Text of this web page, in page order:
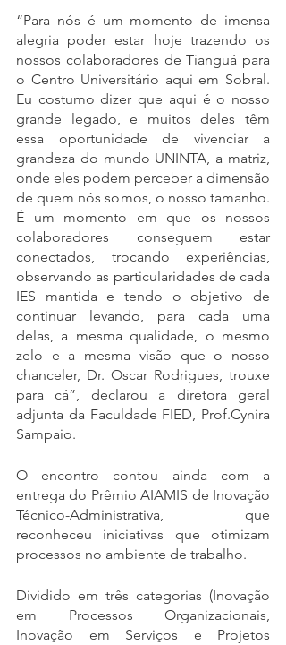
“Para nós é um momento de imensa
alegria poder estar hoje trazendo os
nossos colaboradores de Tianguá para
o Centro Universitário aqui em Sobral.
Eu costumo dizer que aqui é o nosso
grande legado, e muitos deles têm
essa oportunidade de vivenciar a
grandeza do mundo UNINTA, a matriz,
onde eles podem perceber a dimensão
de quem nós somos, o nosso tamanho.
É um momento em que os nossos
colaboradores conseguem estar
conectados, trocando experiências,
observando as particularidades de cada
IES mantida e tendo o objetivo de
continuar levando, para cada uma
delas, a mesma qualidade, o mesmo
zelo e a mesma visão que o nosso
chanceler, Dr. Oscar Rodrigues, trouxe
para cá”, declarou a diretora geral
adjunta da Faculdade FIED, Prof.Cynira
Sampaio.
O encontro contou ainda com a
entrega do Prêmio AIAMIS de Inovação
Técnico-Administrativa, que
reconheceu iniciativas que otimizam
processos no ambiente de trabalho.
Dividido em três categorias (Inovação
em Processos Organizacionais,
Inovação em Serviços e Projetos